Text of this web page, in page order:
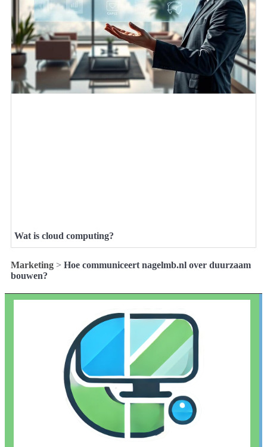
Wat is cloud computing?
Marketing > Hoe communiceert nagelmb.nl over duurzaam
bouwen?